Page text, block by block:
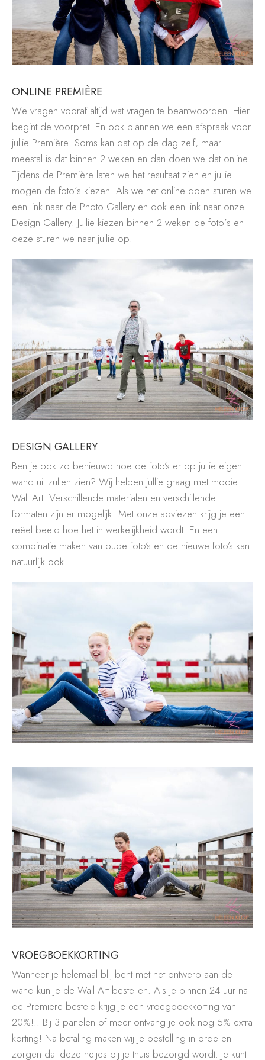
ONLINE PREMIÈRE
We vragen vooraf altijd wat vragen te beantwoorden. Hier
begint de voorpret! En ook plannen we een afspraak voor
jullie Première. Soms kan dat op de dag zelf, maar
meestal is dat binnen 2 weken en dan doen we dat online.
Tijdens de Première laten we het resultaat zien en jullie
mogen de foto’s kiezen. Als we het online doen sturen we
een link naar de Photo Gallery en ook een link naar onze
Design Gallery. Jullie kiezen binnen 2 weken de foto’s en
deze sturen we naar jullie op.
DESIGN GALLERY
Ben je ook zo benieuwd hoe de foto’s er op jullie eigen
wand uit zullen zien? Wij helpen jullie graag met mooie
Wall Art. Verschillende materialen en verschillende
formaten zijn er mogelijk. Met onze adviezen krijg je een
reëel beeld hoe het in werkelijkheid wordt. En een
combinatie maken van oude foto’s en de nieuwe foto’s kan
natuurlijk ook.
VROEGBOEKKORTING
Wanneer je helemaal blij bent met het ontwerp aan de
wand kun je de Wall Art bestellen. Als je binnen 24 uur na
de Premiere besteld krijg je een vroegboekkorting van
20%!!! Bij 3 panelen of meer ontvang je ook nog 5% extra
korting! Na betaling maken wij je bestelling in orde en
zorgen dat deze netjes bij je thuis bezorgd wordt. Je kunt